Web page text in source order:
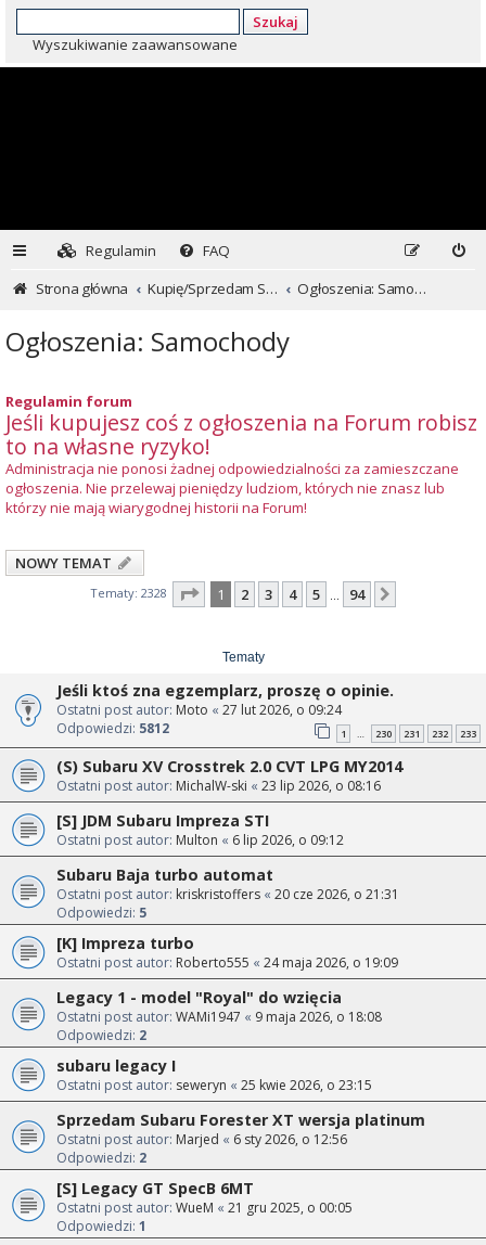
Szukaj
Wyszukiwanie zaawansowane
Regulamin
FAQ
Strona główna
Kupię/Sprzedam Subaru i nie tylko... Ogłoszenia: Samochody
Ogłoszenia: Samochody
Regulamin forum
Jeśli kupujesz coś z ogłoszenia na Forum robisz
to na własne ryzyko!
Administracja nie ponosi żadnej odpowiedzialności za zamieszczane
ogłoszenia. Nie przelewaj pieniędzy ludziom, których nie znasz lub
którzy nie mają wiarygodnej historii na Forum!
NOWY TEMAT
Tematy: 2328 Strona z94
1 2 3 4 5 94
Tematy
Jeśli ktoś zna egzemplarz, proszę o opinie.
Ostatni post autor: Moto « 27 lut 2026, o 09:24
Odpowiedzi: 5812 1 … 230 231 232 233
(S) Subaru XV Crosstrek 2.0 CVT LPG MY2014
Ostatni post autor: MichalW-ski « 23 lip 2026, o 08:16
[S] JDM Subaru Impreza STI
Ostatni post autor: Multon « 6 lip 2026, o 09:12
Subaru Baja turbo automat
Ostatni post autor: kriskristoffers « 20 cze 2026, o 21:31
Odpowiedzi: 5
[K] Impreza turbo
Ostatni post autor: Roberto555 « 24 maja 2026, o 19:09
Legacy 1 - model "Royal" do wzięcia
Ostatni post autor: WAMi1947 « 9 maja 2026, o 18:08
Odpowiedzi: 2
subaru legacy I
Ostatni post autor: seweryn « 25 kwie 2026, o 23:15
Sprzedam Subaru Forester XT wersja platinum
Ostatni post autor: Marjed « 6 sty 2026, o 12:56
Odpowiedzi: 2
[S] Legacy GT SpecB 6MT
Ostatni post autor: WueM « 21 gru 2025, o 00:05
Odpowiedzi: 1